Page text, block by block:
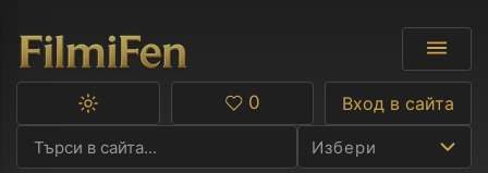
Избери
Превключване
тъмна
Любими
0 Вход в сайта